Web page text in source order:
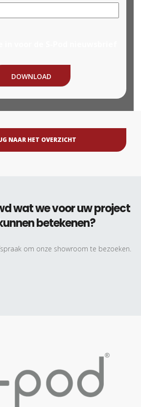
NAAR HET OVERZICHT
wat we voor uw project
betekenen?
om onze showroom te bezoeken.